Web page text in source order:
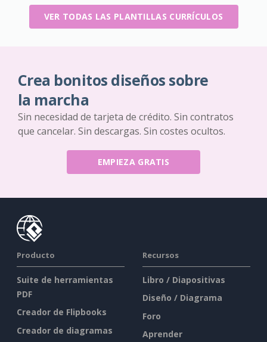
VER TODAS LAS PLANTILLAS CURRÍCULOS
Crea bonitos diseños sobre
la marcha
Sin necesidad de tarjeta de crédito. Sin contratos
que cancelar. Sin descargas. Sin costes ocultos.
EMPIEZA GRATIS
Producto
Suite de herramientas
PDF
Creador de Flipbooks
Creador de diagramas
Recursos
Libro / Diapositivas
Diseño / Diagrama
Foro
Aprender